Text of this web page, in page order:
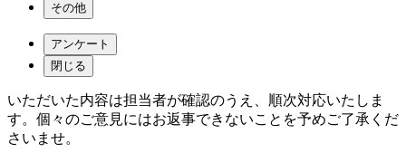
その他
アンケート
閉じる
いただいた内容は担当者が確認のうえ、順次対応いたしま
す。個々のご意見にはお返事できないことを予めご了承くだ
さいませ。